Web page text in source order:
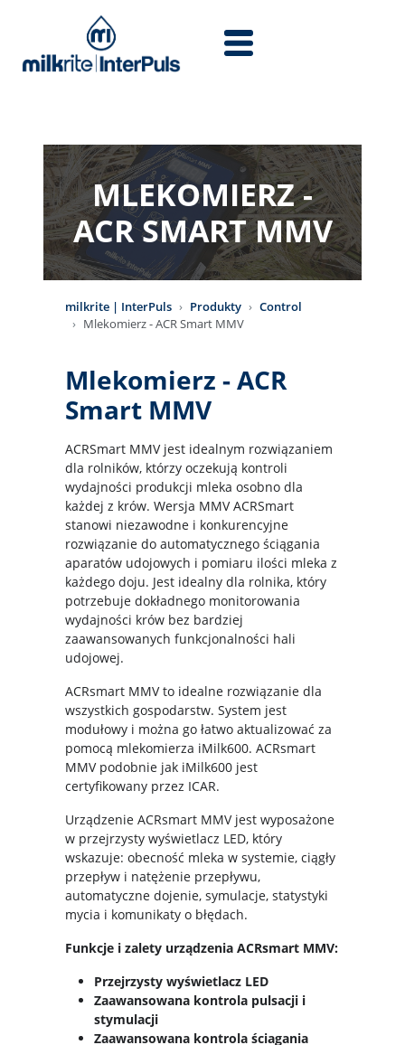
MLEKOMIERZ -
ACR SMART MMV
milkrite | InterPuls Produkty
Control
Mlekomierz - ACR Smart MMV
Mlekomierz - ACR
Smart MMV
ACRSmart MMV jest idealnym rozwiązaniem
dla rolników, którzy oczekują kontroli
wydajności produkcji mleka osobno dla
każdej z krów. Wersja MMV ACRSmart
stanowi niezawodne i konkurencyjne
rozwiązanie do automatycznego ściągania
aparatów udojowych i pomiaru ilości mleka z
każdego doju. Jest idealny dla rolnika, który
potrzebuje dokładnego monitorowania
wydajności krów bez bardziej
zaawansowanych funkcjonalności hali
udojowej.
ACRsmart MMV to idealne rozwiązanie dla
wszystkich gospodarstw. System jest
modułowy i można go łatwo aktualizować za
pomocą mlekomierza iMilk600. ACRsmart
MMV podobnie jak iMilk600 jest
certyfikowany przez ICAR.
Urządzenie ACRsmart MMV jest wyposażone
w przejrzysty wyświetlacz LED, który
wskazuje: obecność mleka w systemie, ciągły
przepływ i natężenie przepływu,
automatyczne dojenie, symulacje, statystyki
mycia i komunikaty o błędach.
Funkcje i zalety urządzenia ACRsmart MMV:
Przejrzysty wyświetlacz LED
Zaawansowana kontrola pulsacji i
stymulacji
Zaawansowana kontrola ściagania